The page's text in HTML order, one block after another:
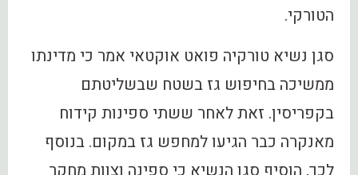
הטורקי.
סגן נשיא טורקיה פואט אוקטאי אמר כי מדינתו
ממשיכה בחיפוש גז בשטח שבשליטתם
בקפריסין. זאת לאחר ששתי ספינות קידוח
מאנקרה כבר הגיעו למחפש גז במקום. בנוסף